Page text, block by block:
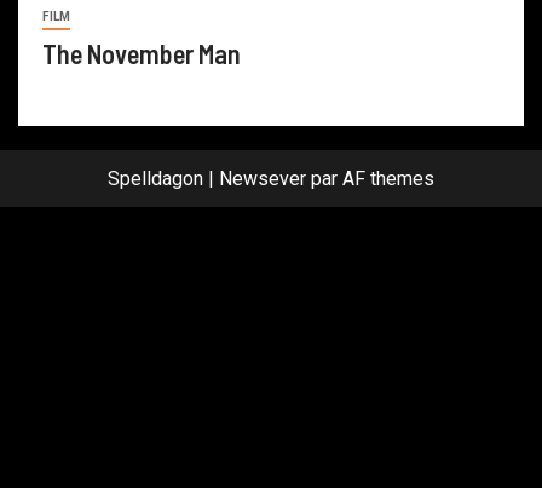
FILM
The November Man
Spelldagon Newsever par AF themes